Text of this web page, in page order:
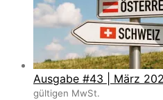
Ausgabe #43 | März
gültigen MwSt.